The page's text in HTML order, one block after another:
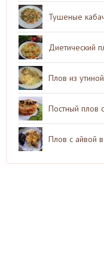
Тушеные
Диетический
Плов из
Постный плов
Плов с айвой